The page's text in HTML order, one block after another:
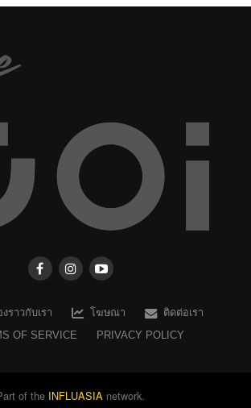
ราวกับเรา โฆษณา
ติดต่อเรา
OF SERVICE
PRIVACY POLICY
of the INFLUASIA network.